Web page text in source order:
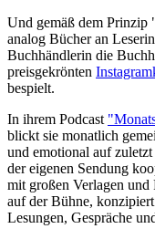
Und gemäß dem Prinzip
analog Bücher an
Buchhändlerin die
preisgekrönten
bespielt.
In ihrem Podcast
blickt sie monatlich
und emotional auf
der eigenen Sendung
mit großen Verlagen
auf der Bühne,
Lesungen, Gespräche